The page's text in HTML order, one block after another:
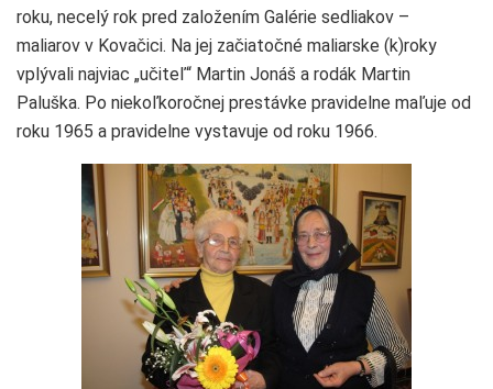
roku, necelý rok pred založením Galérie sedliakov –
maliarov v Kovačici. Na jej začiatočné maliarske (k)roky
vplývali najviac „učiteľ“ Martin Jonáš a rodák Martin
Paluška. Po niekoľkoročnej prestávke pravidelne maľuje od
roku 1965 a pravidelne vystavuje od roku 1966.